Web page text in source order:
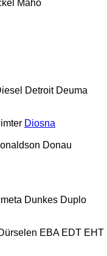
Maho
Detroit Deuma
Diosna
Donau
Dunkes Duplo
EBA EDT EHT